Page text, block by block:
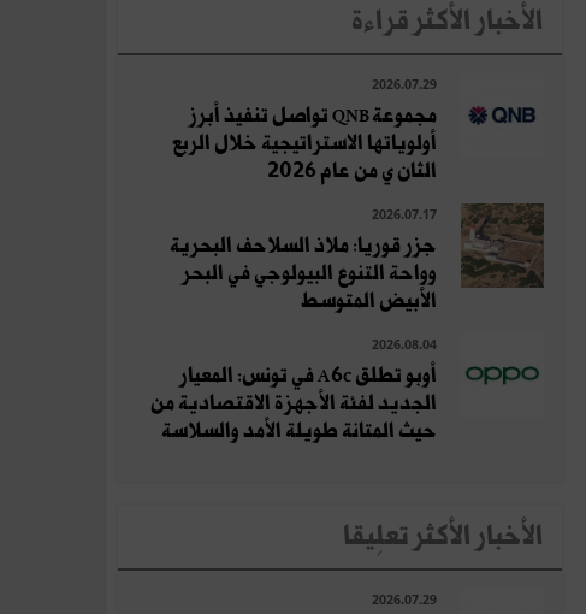
الأخبار الأكثر قراءة
2026.07.29
مجموعة QNB تواصل تنفيذ أبرز
أولوياتها الاستراتيجية خلال الربع
الثان ي من عام 2026
2026.07.17
جزر قوريا: ملاذ السلاحف البحرية
وواحة التنوع البيولوجي في البحر
الأبيض المتوسط
2026.08.04
أوبو تطلق A6c في تونس: المعيار
الجديد لفئة الأجهزة الاقتصادية من
حيث المتانة طويلة الأمد والسلاسة
الأخبار الأكثر تعلِيقا
2026.07.29